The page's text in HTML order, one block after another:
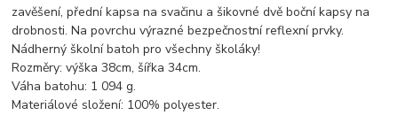
zavěšení, přední kapsa na svačinu a šikovné dvě boční kapsy na
drobnosti. Na povrchu výrazné bezpečnostní reflexní prvky.
Nádherný školní batoh pro všechny školáky!
Rozměry: výška 38cm, šířka 34cm.
Váha batohu: 1 094 g.
Materiálové složení: 100% polyester.